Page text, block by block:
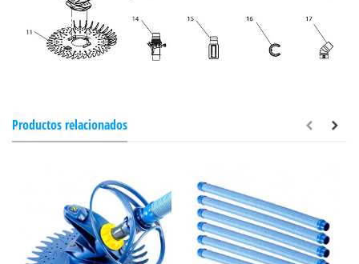
Productos relacionados